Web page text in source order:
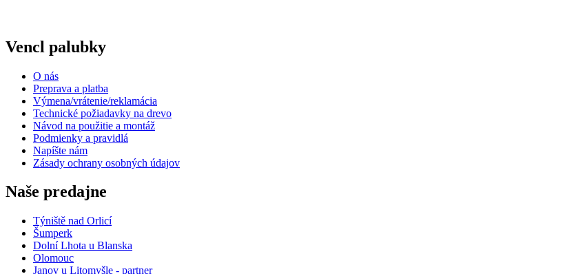
Vencl palubky
O nás
Preprava a platba
Výmena/vrátenie/reklamácia
Technické požiadavky na drevo
Návod na použitie a montáž
Podmienky a pravidlá
Napíšte nám
Zásady ochrany osobných údajov
Naše predajne
Týniště nad Orlicí
Šumperk
Dolní Lhota u Blanska
Olomouc
Janov u Litomyšle - partner